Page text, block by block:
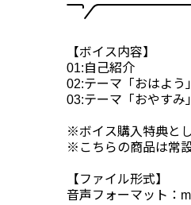
【ボイス内容】
01:自己紹介
02:テーマ「おはよう」
03:テーマ「おやすみ」
※ボイス購入特典と
※こちらの商品は常
【ファイル形式】
音声フォーマット：